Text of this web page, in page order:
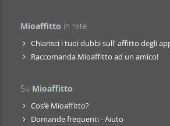
Mioaffitto in rete
Chiarisci i tuoi dubbi sull' affitto degli
Raccomanda Mioaffitto ad un amico!
Su Mioaffitto
Cos'è Mioaffitto?
Domande frequenti - Aiuto